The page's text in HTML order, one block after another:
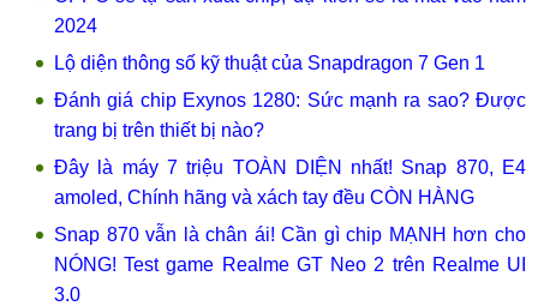
2024
Lộ diện thông số kỹ thuật của Snapdragon 7 Gen 1
Đánh giá chip Exynos 1280: Sức mạnh ra sao? Được
trang bị trên thiết bị nào?
Đây là máy 7 triệu TOÀN DIỆN nhất! Snap 870, E4
amoled, Chính hãng và xách tay đều CÒN HÀNG
Snap 870 vẫn là chân ái! Cần gì chip MẠNH hơn cho
NÓNG! Test game Realme GT Neo 2 trên Realme UI
3.0